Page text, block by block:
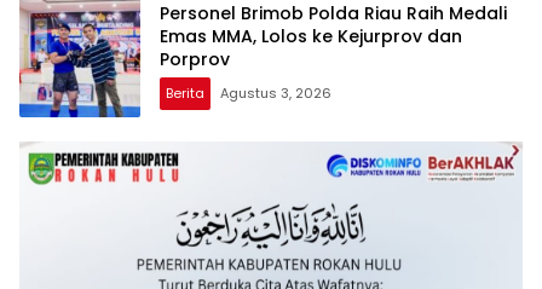
Personel Brimob Polda Riau Raih Medali
Emas MMA, Lolos ke Kejurprov dan
Porprov
Berita Agustus 3, 2026